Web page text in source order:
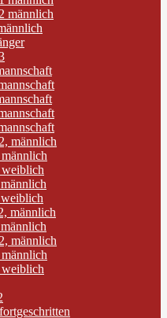
männlich
männlich
männlich
männlich